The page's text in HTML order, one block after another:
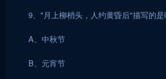
9、"月上柳梢头，人约黄昏后"描写的是
A、中秋节
B、元宵节